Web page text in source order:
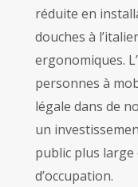
réduite en
douches à
ergonomiques.
personnes à
légale dans de
un
public plus large
d’occupation.